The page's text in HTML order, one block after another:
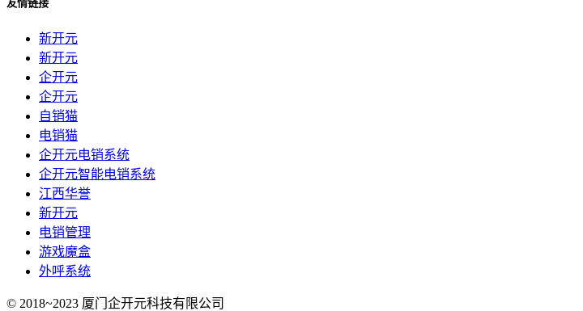
友情链接
新开元
新开元
企开元
企开元
自销猫
电销猫
企开元电销系统
企开元智能电销系统
江西华誉
新开元
电销管理
游戏魔盒
外呼系统
© 2018~2023 厦门企开元科技有限公司